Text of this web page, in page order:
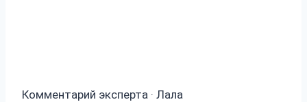
Комментарий эксперта · Лала